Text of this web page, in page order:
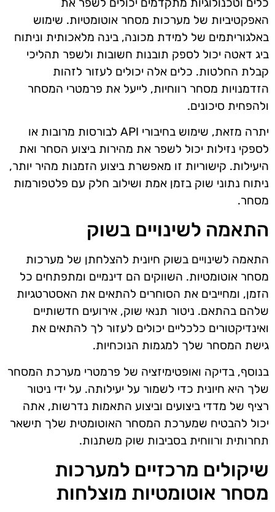
האפקטיביות של מערכות מסחר אוטומטיות. שימוש
באלגוריתמים של למידת מכונה, בינה מלאכותית וניתוח
ביג דאטה יכול לספק תובנות חשובות ולשפר תהליכי
קבלת החלטות. כלים אלה יכולים לעזור לזהות
הזדמנויות מסחר רווחיות, לייעל את פרמטרי המסחר
ולהפחית סיכונים.
יתרה מזאת, שימוש בחיבורי API לבורסות מרובות או
לספקי נזילות יכול לשפר את מהירות ביצוע הסחר ואת
היעילות. קישוריות זו מאפשרת ביצוע הזמנות מהיר יותר,
ניתוח נתוני שוק בזמן אמת ושילוב חלק עם פלטפורמות
מסחר.
התאמה לשינויים בשוק
התאמה לשינויים בשוק חיונית להצלחתן של מערכות
מסחר אוטומטיות. השווקים הם דינמיים ומתפתחים כל
הזמן, ומחייבים את הסוחרים להתאים את האסטרטגיות
שלהם בהתאם. ניטור תנאי שוק, אירועים חדשותיים
ואינדיקטורים כלכליים יכולים לעזור לך להתאים את
גישת המסחר שלך למגמות הנוכחיות.
בנוסף, בדיקה ואופטימיזציה של פרמטרי מערכת המסחר
שלך היא חיונית כדי לשמור על יעילותה. על ידי ניטור
רציף של מדדי ביצועים וביצוע התאמות נדרשות, אתה
יכול להבטיח שמערכת המסחר האוטומטית שלך תישאר
תחרותית ורווחית בסביבות שוק משתנות.
שיקולים מרכזיים למערכות
מסחר אוטומטיות מוצלחות